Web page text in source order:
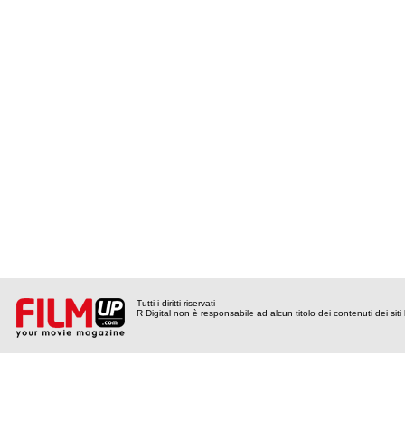
Tutti i diritti riservati
R Digital non è responsabile ad alcun titolo dei contenuti dei siti